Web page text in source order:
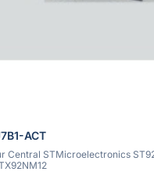
ACT
Central STMicroelectronics